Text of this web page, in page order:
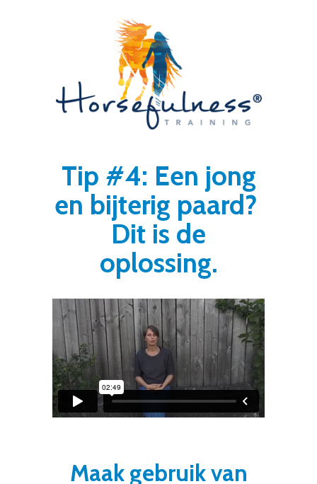
Tip #4: Een jong
en bijterig paard?
Dit is de
oplossing.
Maak gebruik van